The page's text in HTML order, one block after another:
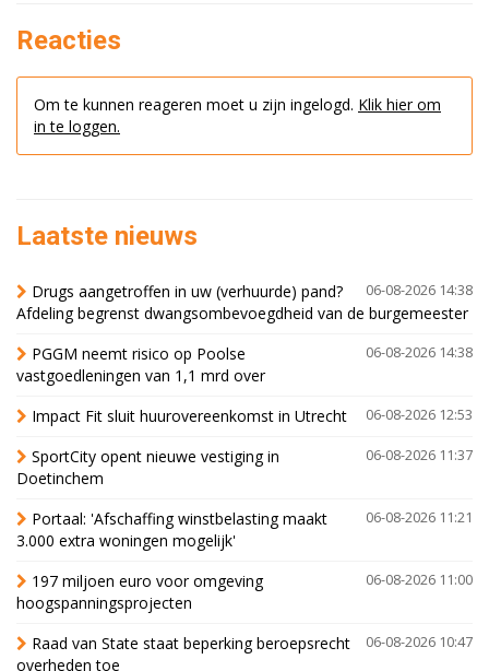
Reacties
Om te kunnen reageren moet u zijn ingelogd. Klik hier om
in te loggen.
Laatste nieuws
06-08-2026 14:38
Drugs aangetroffen in uw (verhuurde) pand?
Afdeling begrenst dwangsombevoegdheid van de burgemeester
06-08-2026 14:38
PGGM neemt risico op Poolse
vastgoedleningen van 1,1 mrd over
06-08-2026 12:53
Impact Fit sluit huurovereenkomst in Utrecht
06-08-2026 11:37
SportCity opent nieuwe vestiging in
Doetinchem
06-08-2026 11:21
Portaal: 'Afschaffing winstbelasting maakt
3.000 extra woningen mogelijk'
06-08-2026 11:00
197 miljoen euro voor omgeving
hoogspanningsprojecten
06-08-2026 10:47
Raad van State staat beperking beroepsrecht
overheden toe